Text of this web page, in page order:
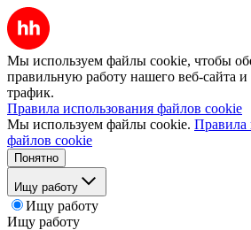
Мы используем файлы cookie, чтобы
правильную работу нашего веб-сайта и
трафик.
Правила использования файлов cookie
Мы используем файлы cookie. Правила
файлов cookie
Понятно
Ищу работу
Ищу работу
Ищу работу